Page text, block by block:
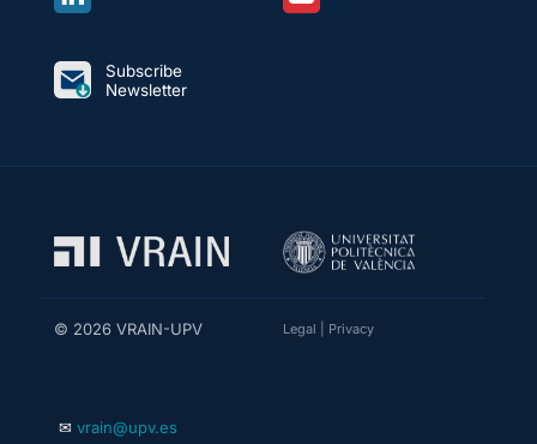
Subscribe
Newsletter
© 2026 VRAIN-UPV Legal Privacy
✉ vrain@upv.es